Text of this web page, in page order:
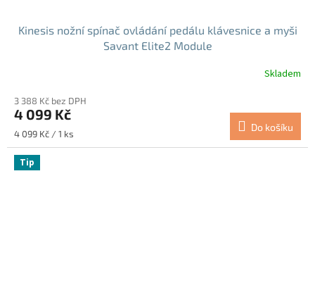
Kinesis nožní spínač ovládání pedálu klávesnice a myši
Savant Elite2 Module
Skladem
3 388 Kč bez DPH
4 099 Kč
Měrná
cena:
4 099 Kč / 1 ks
Do košíku
Tip